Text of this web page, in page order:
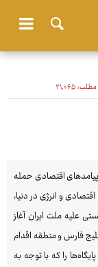
مطلب:۲۱٬۰۶۵
پیامدهای اقتصادی حمله
و انرژی در دنیا،
علیه ملت ایران آغاز
فارس و منطقه اقدام
را که با توجه به